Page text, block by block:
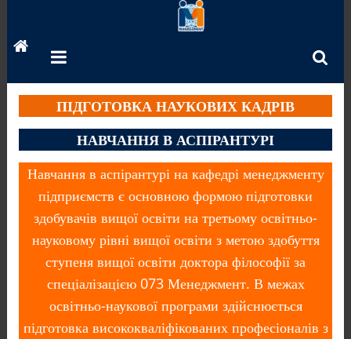
вмісту
ПІДГОТОВКА НАУКОВИХ КАДРІВ
НАВЧАННЯ В АСПІРАНТУРІ
Навчання в аспірантурі на кафедрі менеджменту
підприємств є основною формою підготовки
здобувачів вищої освіти на третьому освітньо-
науковому рівні вищої освіти з метою здобуття
ступеня вищої освіти доктора філософії за
спеціалізацією 073 Менеджмент. В межах
освітньо-наукової програми здійснюється
підготовка висококваліфікованих професіоналів з